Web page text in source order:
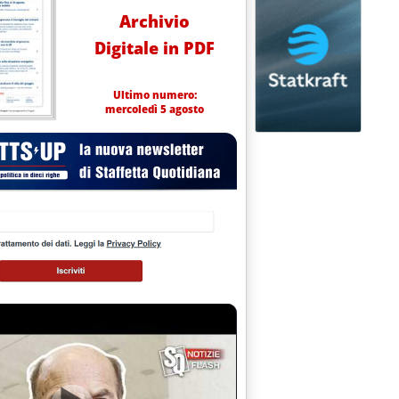
Archivio
Digitale in PDF
Ultimo numero:
mercoledì 5 agosto